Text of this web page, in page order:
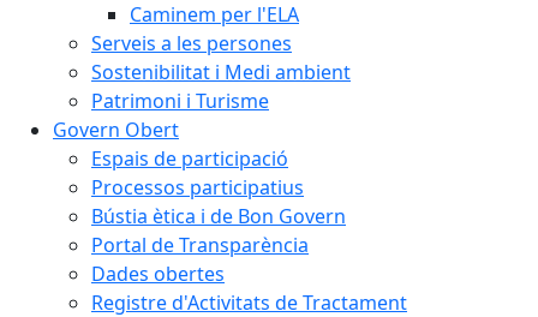
Caminem per l'ELA
Serveis a les persones
Sostenibilitat i Medi ambient
Patrimoni i Turisme
Govern Obert
Espais de participació
Processos participatius
Bústia ètica i de Bon Govern
Portal de Transparència
Dades obertes
Registre d'Activitats de Tractament